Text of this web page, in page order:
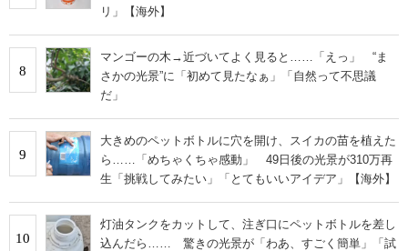
リ」【海外】
8
マンゴーの木→近づいてよく見ると……「えっ」 “ま
さかの光景”に「初めて見たなぁ」「自然って不思議
だ」
9
大きめのペットボトルに穴を開け、スイカの苗を植えた
ら……「めちゃくちゃ感動」 49日後の光景が310万再
生「挑戦してみたい」「とてもいいアイデア」【海外】
10
灯油タンクをカットして、注ぎ口にペットボトルを差し
込んだら…… 驚きの光景が「わあ、すごく簡単」「試